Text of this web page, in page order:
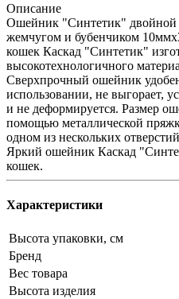
Описание
Ошейник "Синтетик"
жемчугом и бубенчиком
кошек Каскад "Синтетик"
высокотехнологичного
Сверхпрочный ошейник
использовании, не выгорает,
и не деформируется. Размер
помощью металлической
одном из нескольких
Яркий ошейник Каскад
кошек.
Характеристики
Высота упаковки, см
Бренд
Вес товара
Высота изделия